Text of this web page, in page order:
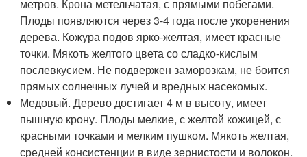
метров. Крона метельчатая, с прямыми побегами.
Плоды появляются через 3-4 года после укоренения
дерева. Кожура подов ярко-желтая, имеет красные
точки. Мякоть желтого цвета со сладко-кислым
послевкусием. Не подвержен заморозкам, не боится
прямых солнечных лучей и вредных насекомых.
Медовый. Дерево достигает 4 м в высоту, имеет
пышную крону. Плоды мелкие, с желтой кожицей, с
красными точками и мелким пушком. Мякоть желтая,
средней консистенции в виде зернистости и волокон.